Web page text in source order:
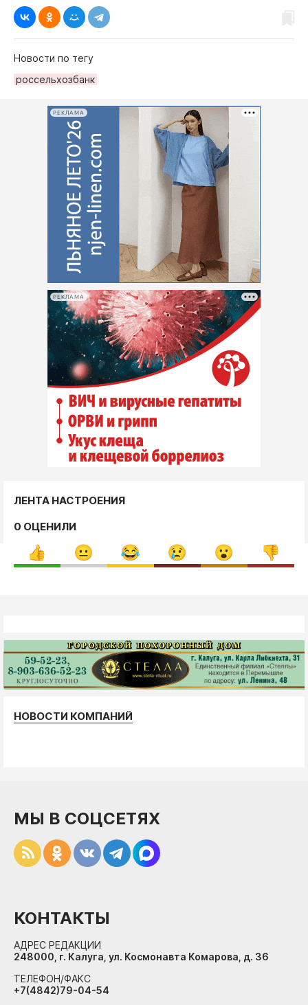
Новости по тегу
россельхозбанк
РЕКЛАМА
РЕКЛАМА
ЛЕНТА НАСТРОЕНИЯ
0 ОЦЕНИЛИ
НОВОСТИ КОМПАНИЙ
МЫ В СОЦСЕТЯХ
КОНТАКТЫ
АДРЕС РЕДАКЦИИ
248000, г. Калуга, ул. Космонавта Комарова, д. 36
ТЕЛЕФОН/ФАКС
+7(4842)79-04-54